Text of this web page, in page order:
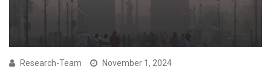
Research-Team November 1, 2024